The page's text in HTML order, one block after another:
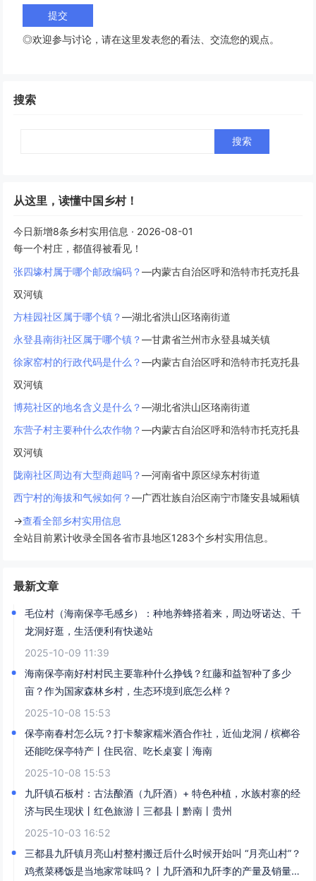
◎欢迎参与讨论，请在这里发表您的看法、交流您的观点。
搜索
Search
从这里，读懂中国乡村！
今日新增8条乡村实用信息 · 2026-08-01
每一个村庄，都值得被看见！
张四壕村属于哪个邮政编码？—内蒙古自治区呼和浩特市托克托县
双河镇
方桂园社区属于哪个镇？—湖北省洪山区珞南街道
永登县南街社区属于哪个镇？—甘肃省兰州市永登县城关镇
徐家窑村的行政代码是什么？—内蒙古自治区呼和浩特市托克托县
双河镇
博苑社区的地名含义是什么？—湖北省洪山区珞南街道
东营子村主要种什么农作物？—内蒙古自治区呼和浩特市托克托县
双河镇
陇南社区周边有大型商超吗？—河南省中原区绿东村街道
西宁村的海拔和气候如何？—广西壮族自治区南宁市隆安县城厢镇
→查看全部乡村实用信息
全站目前累计收录全国各省市县地区1283个乡村实用信息。
最新文章
毛位村（海南保亭毛感乡）：种地养蜂搭着来，周边呀诺达、千
龙洞好逛，生活便利有快递站
2025-10-09 11:39
海南保亭南好村村民主要靠种什么挣钱？红藤和益智种了多少
亩？作为国家森林乡村，生态环境到底怎么样？
2025-10-08 15:53
保亭南春村怎么玩？打卡黎家糯米酒合作社，近仙龙洞 / 槟榔谷
还能吃保亭特产丨住民宿、吃长桌宴丨海南
2025-10-08 15:53
九阡镇石板村：古法酿酒（九阡酒）+ 特色种植，水族村寨的经
济与民生现状丨红色旅游丨三都县丨黔南丨贵州
2025-10-03 16:52
三都县九阡镇月亮山村整村搬迁后什么时候开始叫 “月亮山村”？
鸡煮菜稀饭是当地家常味吗？丨九阡酒和九阡李的产量及销量如